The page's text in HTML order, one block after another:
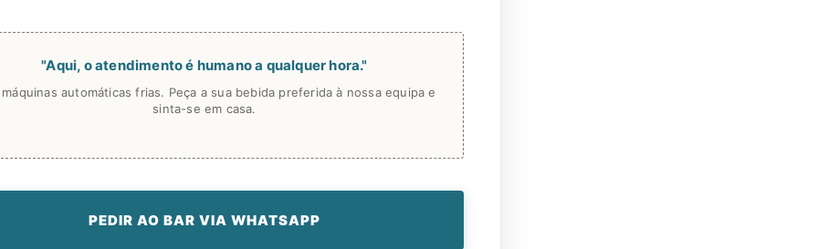
"Aqui, o atendimento é humano a qualquer hora."
máquinas automáticas frias. Peça a sua bebida preferida à nossa equipa e
sinta-se em casa.
PEDIR AO BAR VIA WHATSAPP